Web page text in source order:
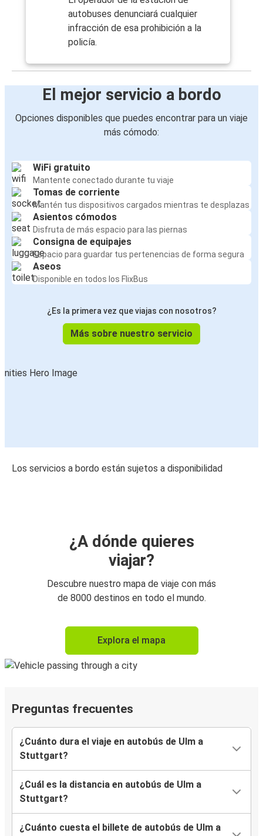
autobuses denunciará cualquier
infracción de esa prohibición a la
policía.
El mejor servicio a bordo
Opciones disponibles que puedes encontrar para un viaje
más cómodo:
WiFi gratuito
Mantente conectado durante tu viaje
Tomas de corriente
Mantén tus dispositivos cargados mientras te desplazas
Asientos cómodos
Disfruta de más espacio para las piernas
Consigna de equipajes
Espacio para guardar tus pertenencias de forma segura
Aseos
Disponible en todos los FlixBus
¿Es la primera vez que viajas con nosotros?
Más sobre nuestro servicio
Los servicios a bordo están sujetos a disponibilidad
¿A dónde quieres
viajar?
Descubre nuestro mapa de viaje con más
de 8000 destinos en todo el mundo.
Explora el mapa
Preguntas frecuentes
¿Cuánto dura el viaje en autobús de Ulm a
Stuttgart?
¿Cuál es la distancia en autobús de Ulm a
Stuttgart?
¿Cuánto cuesta el billete de autobús de Ulm a